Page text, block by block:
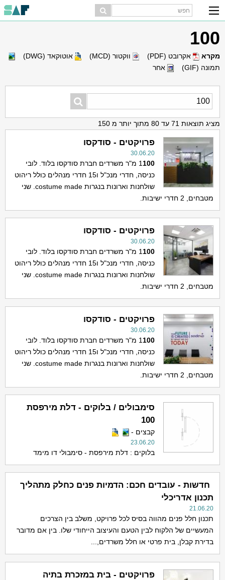
100
מקרא אקרובט (PDF) ווקטור (MCD)
אוטוקאד (DWG)
תמונה (GIF)
אחר
מציג תוצאות 71 עד 80 מתוך יותר מ 150
פרויקטים - סודקסו
30.06.20
1 100
מ"ר משרדים חברת סודקסו בלוד. לובי
כניסה, חדרי מנכ"ל ו15 חדרי מנהלים כולל ריהוט
שולחנות וארונות בנגרות costume made. שני
מטבחים, 2 חדרי ישיבות.
פרויקטים - סודקסו
30.06.20
1 100
מ"ר משרדים חברת סודקסו בלוד. לובי
כניסה, חדרי מנכ"ל ו15 חדרי מנהלים כולל ריהוט
שולחנות וארונות בנגרות costume made. שני
מטבחים, 2 חדרי ישיבות.
פרויקטים - סודקסו
30.06.20
1 100
מ"ר משרדים חברת סודקסו בלוד. לובי
כניסה, חדרי מנכ"ל ו15 חדרי מנהלים כולל ריהוט
שולחנות וארונות בנגרות costume made. שני
מטבחים, 2 חדרי ישיבות.
סימבולים / בלוקים - דלת מירפסת
100
קבצים -
23.06.20
בלוקים : דלת מירפסת - סימבולי דו מימד
חדשות - עובדים חכם: הדמיות פנים כחלק מתהליך
תכנון אדריכלי
21.06.20
תכנון חלל פנים מהווה בסיס לכל פרויקט, משלב בין הצרכים
המעשיים של הלקוח לבין הטעם והעיצוב הייחודי שלו. בין אם מדובר
בדירת קבלן, בית פרטי או חלל משרדים,...
פרויקטים - בית במזכרת בתיה